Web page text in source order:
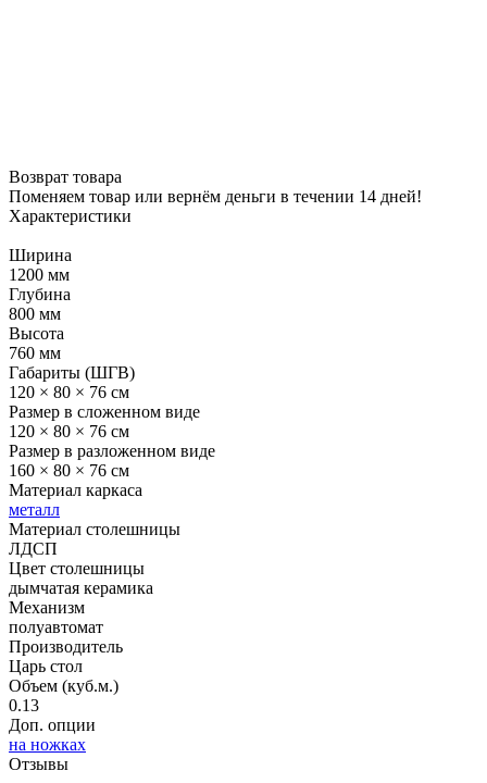
Возврат товара
Поменяем товар или вернём деньги в течении 14 дней!
Характеристики
Ширина
1200 мм
Глубина
800 мм
Высота
760 мм
Габариты (ШГВ)
120 × 80 × 76 см
Размер в сложенном виде
120 × 80 × 76 см
Размер в разложенном виде
160 × 80 × 76 см
Материал каркаса
металл
Материал столешницы
ЛДСП
Цвет столешницы
дымчатая керамика
Механизм
полуавтомат
Производитель
Царь стол
Объем (куб.м.)
0.13
Доп. опции
на ножках
Отзывы